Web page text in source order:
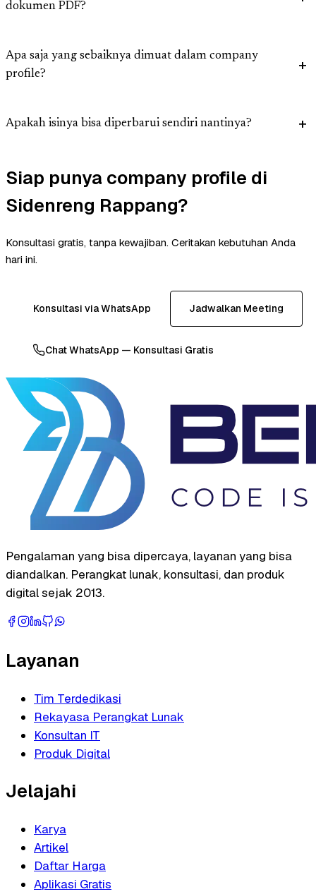
dokumen PDF?
Apa saja yang sebaiknya dimuat dalam company
profile?
Apakah isinya bisa diperbarui sendiri nantinya?
Siap punya company profile di
Sidenreng Rappang?
Konsultasi gratis, tanpa kewajiban. Ceritakan kebutuhan Anda
hari ini.
Konsultasi via WhatsApp Jadwalkan Meeting
Chat WhatsApp — Konsultasi Gratis
Pengalaman yang bisa dipercaya, layanan yang bisa
diandalkan. Perangkat lunak, konsultasi, dan produk
digital sejak 2013.
Layanan
Tim Terdedikasi
Rekayasa Perangkat Lunak
Konsultan IT
Produk Digital
Jelajahi
Karya
Artikel
Daftar Harga
Aplikasi Gratis